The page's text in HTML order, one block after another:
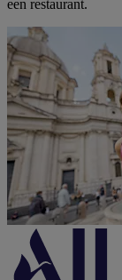
een restaurant.